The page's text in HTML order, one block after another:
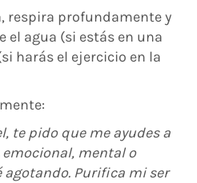
respira profundamente y
el agua (si estás en una
harás el ejercicio en la
te pido que me ayudes a
mental o
agotando. Purifica mi ser